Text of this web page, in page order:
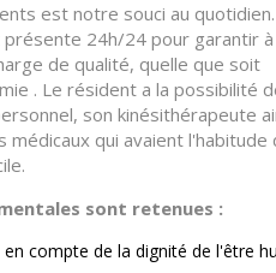
est notre souci au quotidien.
24h/24 pour garantir à
de qualité, quelle que soit
. Le résident a la possibilité
son kinésithérapeute
médicaux qui avaient l'habitude
sont retenues :
compte de la dignité de l'être